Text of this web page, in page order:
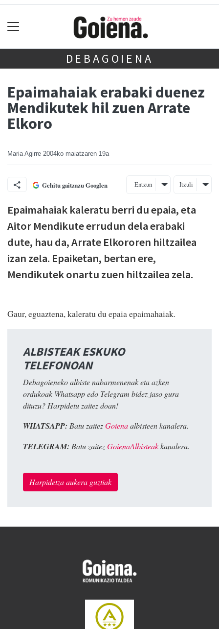
DEBAGOIENA
Epaimahaiak erabaki duenez
Mendikutek hil zuen Arrate
Elkoro
Maria Agirre 2004ko maiatzaren 19a
Gehitu gaitzazu Googlen Entzun Itzuli
Epaimahaiak kaleratu berri du epaia, eta
Aitor Mendikute errudun dela erabaki
dute, hau da, Arrate Elkororen hiltzailea
izan zela. Epaiketan, bertan ere,
Mendikutek onartu zuen hiltzailea zela.
Gaur, eguaztena, kaleratu du epaia epaimahaiak.
ALBISTEAK ESKUKO
TELEFONOAN
Debagoieneko albiste nabarmenenak eta azken
ordukoak Whatsapp edo Telegram bidez jaso gura
dituzu? Harpidetu zaitez doan!
WHATSAPP: Batu zaitezGoienaalbisteen kanalera.
TELEGRAM: Batu zaitezGoienaAlbisteakkanalera.
Harpidetza aukera guztiak